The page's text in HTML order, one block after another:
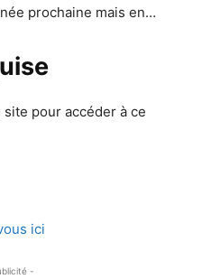
prochaine mais en…
pour accéder à ce
ici
-